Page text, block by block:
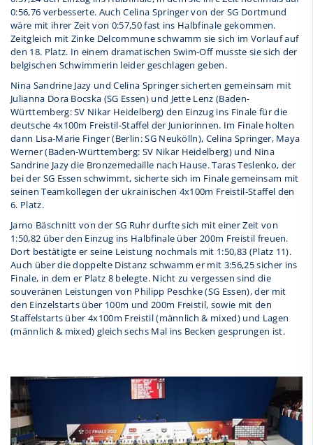
0:56,76 verbesserte. Auch Celina Springer von der SG Dortmund
wäre mit ihrer Zeit von 0:57,50 fast ins Halbfinale gekommen.
Zeitgleich mit Zinke Delcommune schwamm sie sich im Vorlauf auf
den 18. Platz. In einem dramatischen Swim-Off musste sie sich der
belgischen Schwimmerin leider geschlagen geben.
Nina Sandrine Jazy und Celina Springer sicherten gemeinsam mit
Julianna Dora Bocska (SG Essen) und Jette Lenz (Baden-
Württemberg: SV Nikar Heidelberg) den Einzug ins Finale für die
deutsche 4x100m Freistil-Staffel der Juniorinnen. Im Finale holten
dann Lisa-Marie Finger (Berlin: SG Neukölln), Celina Springer, Maya
Werner (Baden-Württemberg: SV Nikar Heidelberg) und Nina
Sandrine Jazy die Bronzemedaille nach Hause. Taras Teslenko, der
bei der SG Essen schwimmt, sicherte sich im Finale gemeinsam mit
seinen Teamkollegen der ukrainischen 4x100m Freistil-Staffel den
6. Platz.
Jarno Bäschnitt von der SG Ruhr durfte sich mit einer Zeit von
1:50,82 über den Einzug ins Halbfinale über 200m Freistil freuen.
Dort bestätigte er seine Leistung nochmals mit 1:50,83 (Platz 11).
Auch über die doppelte Distanz schwamm er mit 3:56,25 sicher ins
Finale, in dem er Platz 8 belegte. Nicht zu vergessen sind die
souveränen Leistungen von Philipp Peschke (SG Essen), der mit
den Einzelstarts über 100m und 200m Freistil, sowie mit den
Staffelstarts über 4x100m Freistil (männlich & mixed) und Lagen
(männlich & mixed) gleich sechs Mal ins Becken gesprungen ist.